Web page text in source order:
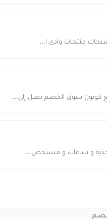
أحذية و ساعات و مستحض...